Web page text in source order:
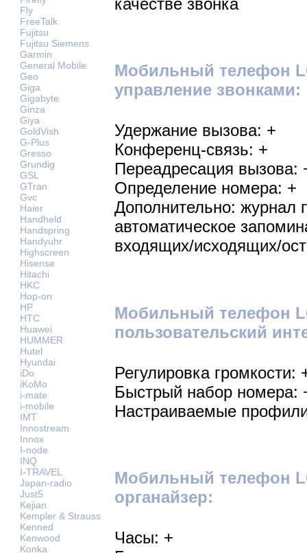
Fly
FreeTalk
Fujitsu
Fujitsu Siemens
Garmin
General Mobile
Geo
Giga
Gigabyte
Ginza
Giya
GoldVish
G-Plus
Gresso
Grundig
GSL
GTran
Gvc
Haier
Handheld
Handspring
Handyuhr
Highscreen
Hisense
Hitachi
HKC
Hop-on
HP
HTC
Huawei
HUMMER
Hutel
Hyundai
iDo
iKoMo
i-mate
i-mobile
IMT
Innostream
Innox
I-node
INQ
I-TRAVEL
Japan-radio
Just5
Kejian
Kempler & Strauss
Kenned
Kenwood
Konka
качестве звонка
Мобильный телефон
управление звонками:
Удержание вызова: +
Конференц-связь: +
Переадресация вызова:
Определение номера: +
Дополнительно: журнал
автоматическое
входящих/исходящих/
Мобильный телефон
пользовательский
Регулировка громкости:
Быстрый набор номера:
Настраиваемые
Мобильный телефон
органайзер:
Часы: +